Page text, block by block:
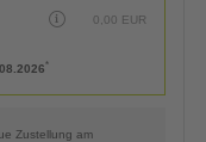
0,00 EUR
*
Zustellung am